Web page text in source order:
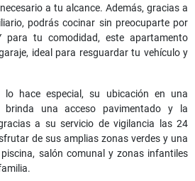
a tu alcance. Además, gracias a
podrás cocinar sin preocuparte por
para tu comodidad, este apartamento
ideal para resguardar tu vehículo y
hace especial, su ubicación en una
brinda una acceso pavimentado y la
a su servicio de vigilancia las 24
de sus amplias zonas verdes y una
salón comunal y zonas infantiles